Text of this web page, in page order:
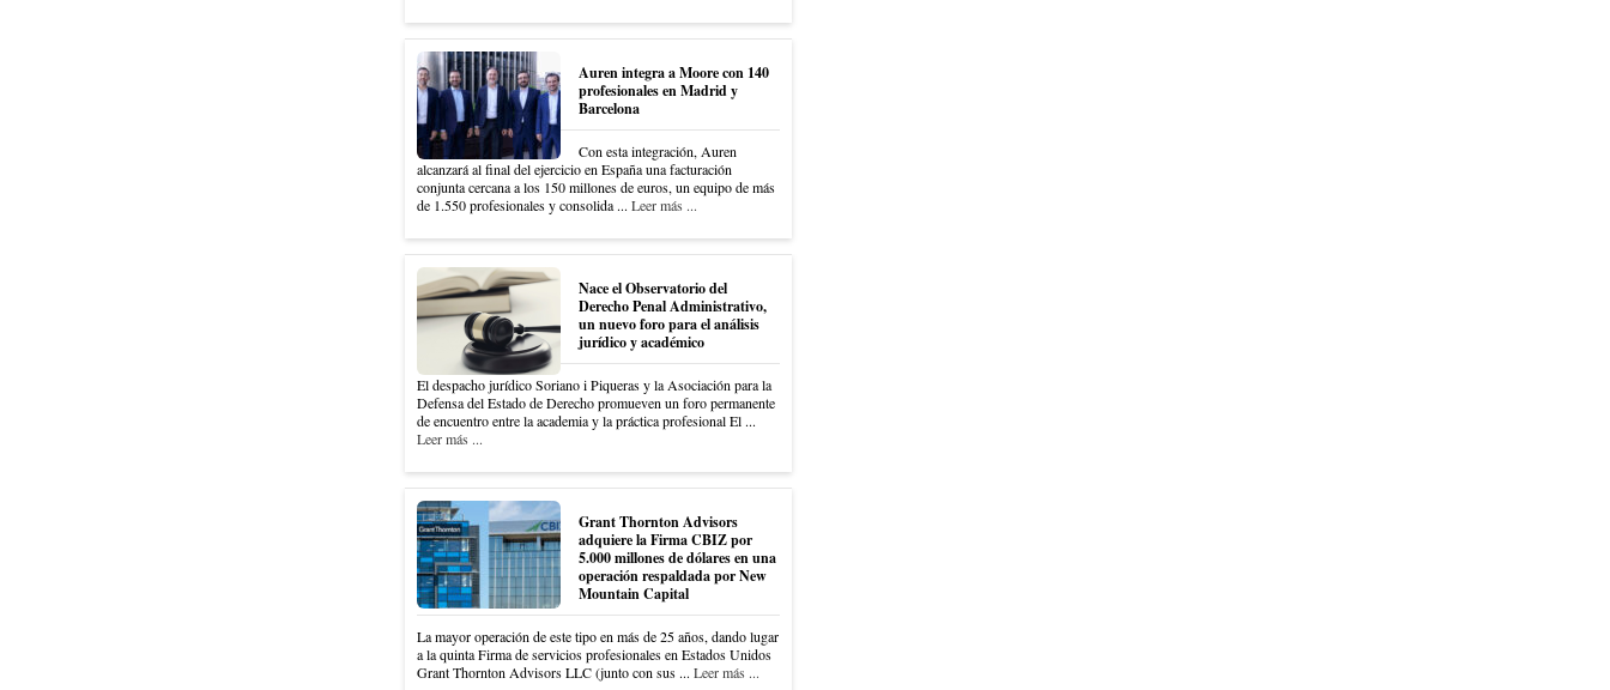
Auren integra a Moore con 140
profesionales en Madrid y
Barcelona
Con esta integración, Auren
alcanzará al final del ejercicio en España una facturación
conjunta cercana a los 150 millones de euros, un equipo de más
de 1.550 profesionales y consolida ... Leer más ...
Nace el Observatorio del
Derecho Penal Administrativo,
un nuevo foro para el análisis
jurídico y académico
El despacho jurídico Soriano i Piqueras y la Asociación para la
Defensa del Estado de Derecho promueven un foro permanente
de encuentro entre la academia y la práctica profesional El ...
Leer más ...
Grant Thornton Advisors
adquiere la Firma CBIZ por
5.000 millones de dólares en una
operación respaldada por New
Mountain Capital
La mayor operación de este tipo en más de 25 años, dando lugar
a la quinta Firma de servicios profesionales en Estados Unidos
Grant Thornton Advisors LLC (junto con sus ... Leer más ...